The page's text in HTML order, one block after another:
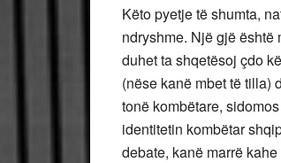
Këto pyetje të shumta,
ndryshme. Një gjë është
duhet ta shqetësoj çdo
(nëse kanë mbet të tilla)
tonë kombëtare,
identitetin kombëtar
debate, kanë marrë